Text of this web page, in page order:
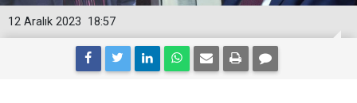
18:57
12 Aralık 2023